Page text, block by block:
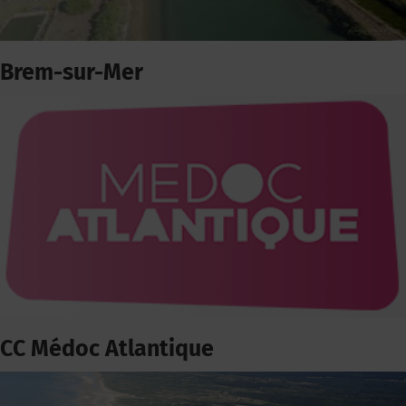
Brem-sur-Mer
CC Médoc Atlantique